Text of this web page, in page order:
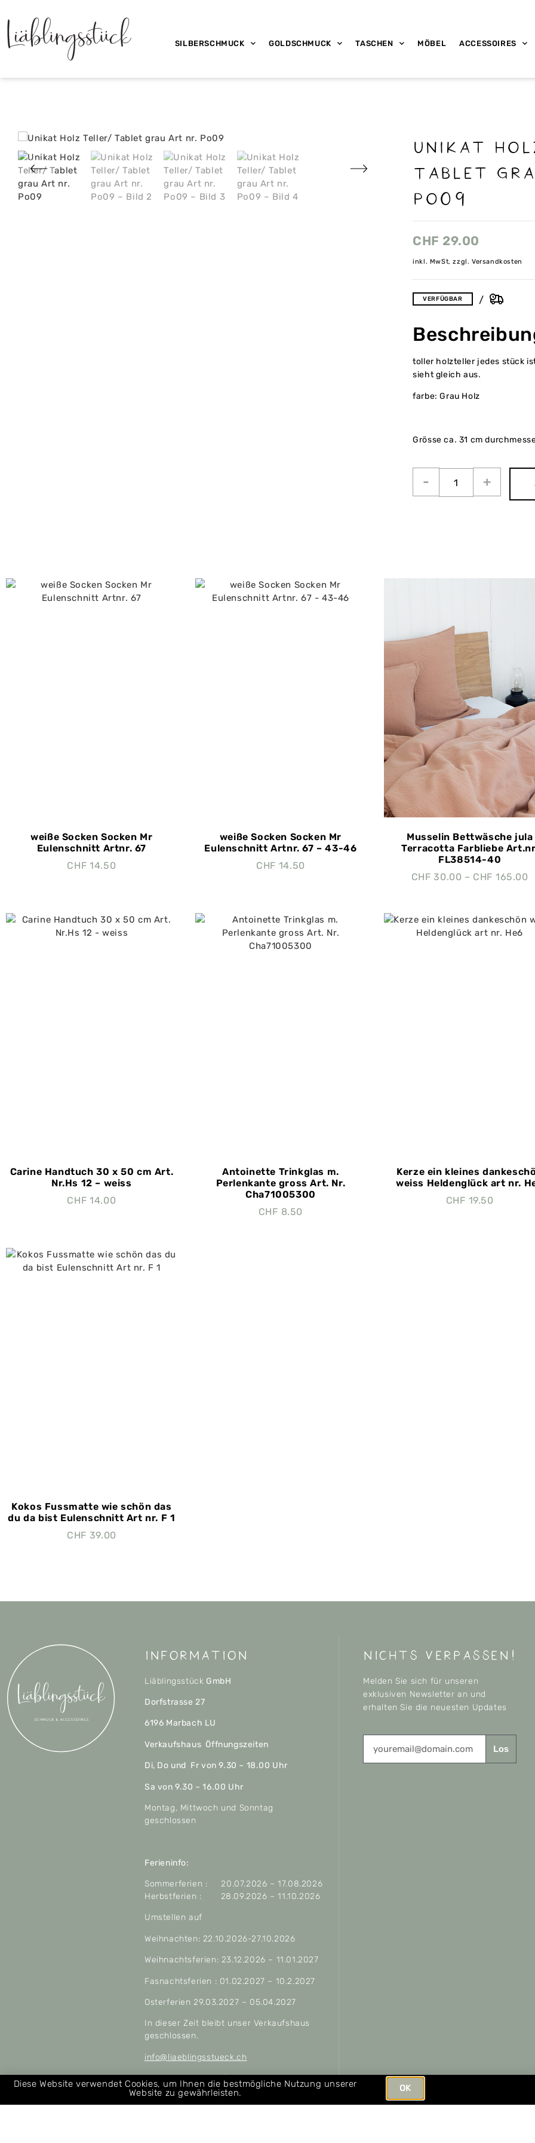
SILBERSCHMUCK GOLDSCHMUCK TASCHEN MÖBEL ACCESSOIRES
Unikat
Tablet
Po09
CHF 29.00
inkl. MwSt, zzgl. Versandkosten
VERFÜGBAR
toller holzteller jedes stück
sieht gleich aus.
farbe: Grau Holz
Grösse ca. 31 cm
weiße Socken Socken Mr
Eulenschnitt Artnr. 67
CHF 14.50
weiße Socken Socken Mr
Eulenschnitt Artnr. 67 – 43-46
CHF 14.50
Musselin Bettwäsche jula
Terracotta Farbliebe
FL38514-40
CHF 30.00 – CHF 165.00
Carine Handtuch 30 x 50 cm Art.
Nr.Hs 12 – weiss
CHF 14.00
Antoinette Trinkglas m.
Perlenkante gross Art. Nr.
Cha71005300
CHF 8.50
Kerze ein kleines
weiss Heldenglück art nr.
CHF 19.50
Kokos Fussmatte wie schön das
du da bist Eulenschnitt Art nr. F 1
CHF 39.00
Information
Liäblingsstück GmbH
Dorfstrasse 27
6196 Marbach LU
Verkaufshaus Öffnungszeiten
Di, Do und Fr von 9.30 – 18.00 Uhr
Sa von 9.30 – 16.00 Uhr
Montag, Mittwoch und Sonntag
geschlossen
Ferieninfo:
Sommerferien : 20.07.2026 – 17.08.2026
Herbstferien : 28.09.2026 – 11.10.2026
Umstellen auf
Weihnachten: 22.10.2026-27.10.2026
Weihnachtsferien: 23.12.2026 – 11.01.2027
Fasnachtsferien : 01.02.2027 – 10.2.2027
Osterferien 29.03.2027 – 05.04.2027
In dieser Zeit bleibt unser Verkaufshaus
geschlossen.
info@liaeblingsstueck.ch
Allgemeine Geschäftsbedingungen
Über uns
nichts verpassen!
Melden Sie sich für unseren
exklusiven Newsletter an und
erhalten Sie die neuesten Updates
Los
Diese Website verwendet Cookies, um Ihnen die bestmögliche Nutzung unserer
Website zu gewährleisten.
OK